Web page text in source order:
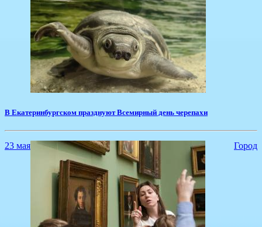
​В Екатеринбургском празднуют Всемирный день черепахи
23 мая Город